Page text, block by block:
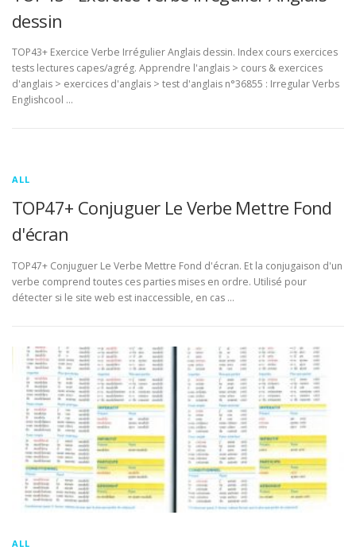
dessin
TOP43+ Exercice Verbe Irrégulier Anglais dessin. Index cours exercices
tests lectures capes/agrég. Apprendre l'anglais > cours & exercices
d'anglais > exercices d'anglais > test d'anglais n°36855 : Irregular Verbs
Englishcool …
ALL
TOP47+ Conjuguer Le Verbe Mettre Fond
d'écran
TOP47+ Conjuguer Le Verbe Mettre Fond d'écran. Et la conjugaison d'un
verbe comprend toutes ces parties mises en ordre. Utilisé pour
détecter si le site web est inaccessible, en cas …
ALL